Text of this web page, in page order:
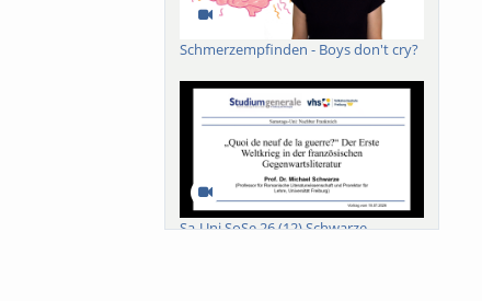
Schmerzempfinden - Boys don't cry?
Sa-Uni SoSe 26 (12) Schwarze